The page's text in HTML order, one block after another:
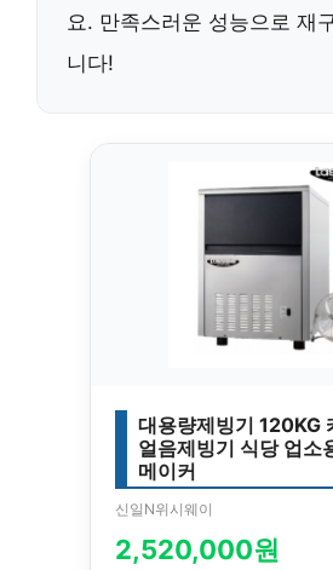
요. 만족스러운 성능으로 재
니다!
대용량제빙기 120KG
얼음제빙기 식당 업소
메이커
신일N위시웨이
2,520,000원